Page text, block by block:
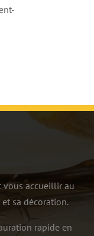
vous accueillir au
sa décoration.
rapide en